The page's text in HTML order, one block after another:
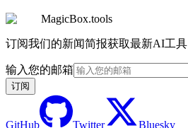
MagicBox.tools
订阅我们的新闻简报获取最新AI工具
输入您的邮箱
订阅
GitHub Twitter Bluesky